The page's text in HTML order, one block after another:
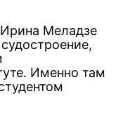
Меладзе
Именно там